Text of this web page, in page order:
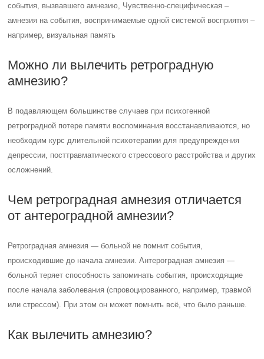
события, вызвавшего амнезию, Чувственно-специфическая –
амнезия на события, воспринимаемые одной системой восприятия –
например, визуальная память
Можно ли вылечить ретроградную
амнезию?
В подавляющем большинстве случаев при психогенной
ретроградной потере памяти воспоминания восстанавливаются, но
необходим курс длительной психотерапии для предупреждения
депрессии, посттравматического стрессового расстройства и других
осложнений.
Чем ретроградная амнезия отличается
от антероградной амнезии?
Ретроградная амнезия — больной не помнит события,
происходившие до начала амнезии. Антероградная амнезия —
больной теряет способность запоминать события, происходящие
после начала заболевания (спровоцированного, например, травмой
или стрессом). При этом он может помнить всё, что было раньше.
Как вылечить амнезию?